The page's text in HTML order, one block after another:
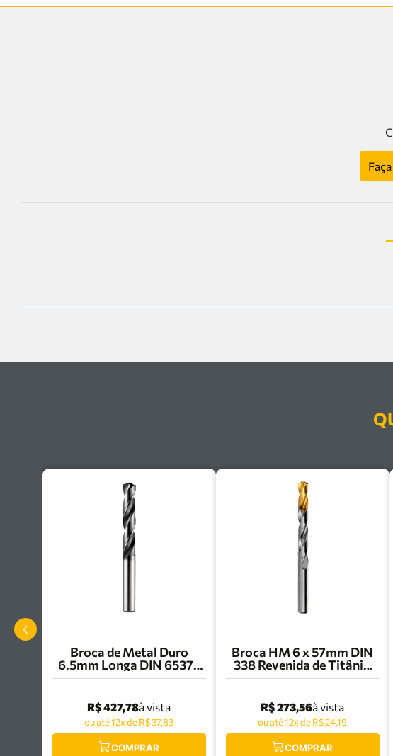
Broca de Metal Duro
6.5mm Longa DIN 6537L
Dormer - R4546.5
R$ 427,78à vista
ou até 12x de R$ 37,83
COMPRAR
Broca HM 6 x 57mm DIN
338 Revenida de Titânio
R003 Dormer - R0036.0
R$ 273,56à vista
ou até 12x de R$ 24,19
COMPRAR